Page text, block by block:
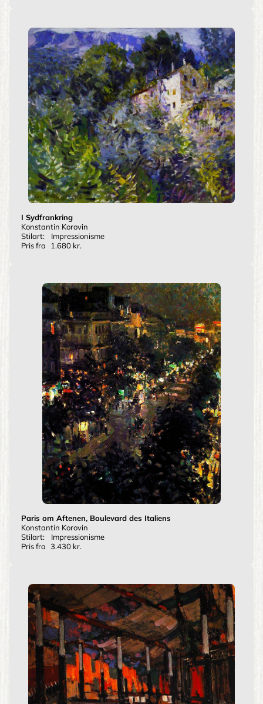
I Sydfrankring
Konstantin Korovin
Stilart:
Impressionisme
Pris fra
1.680 kr.
Paris om Aftenen, Boulevard des Italiens
Konstantin Korovin
Stilart:
Impressionisme
Pris fra 3.430 kr.